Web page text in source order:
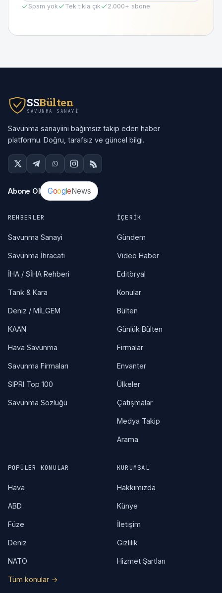
Spam yok Tek tıkla çık 2.000+ abone
SSBülten
SAVUNMA SANAYI
Savunma sanayiini bağımsız takip eden haber
platformu. Doğru, tarafsız ve güncel bilgi.
Abone Ol GoogleNews
REHBERLER
Savunma Sanayi
Savunma İhracatı
İHA / SİHA Rehberi
Tank & Kara
Deniz / MİLGEM
KAAN
Hava Savunma
Savunma Firmaları
SIPRI Top 100
Savunma Sözlüğü
İÇERIK
Gündem
Video Haber
Editöryal
Konular
Bülten
Günlük Bülten
Firmalar
Envanter
Ülkeler
Çatışmalar
Medya Takip
Arama
POPÜLER KONULAR
Hava
ABD
Füze
Deniz
NATO
Tüm konular →
KURUMSAL
Hakkımızda
Künye
İletişim
Gizlilik
Hizmet Şartları